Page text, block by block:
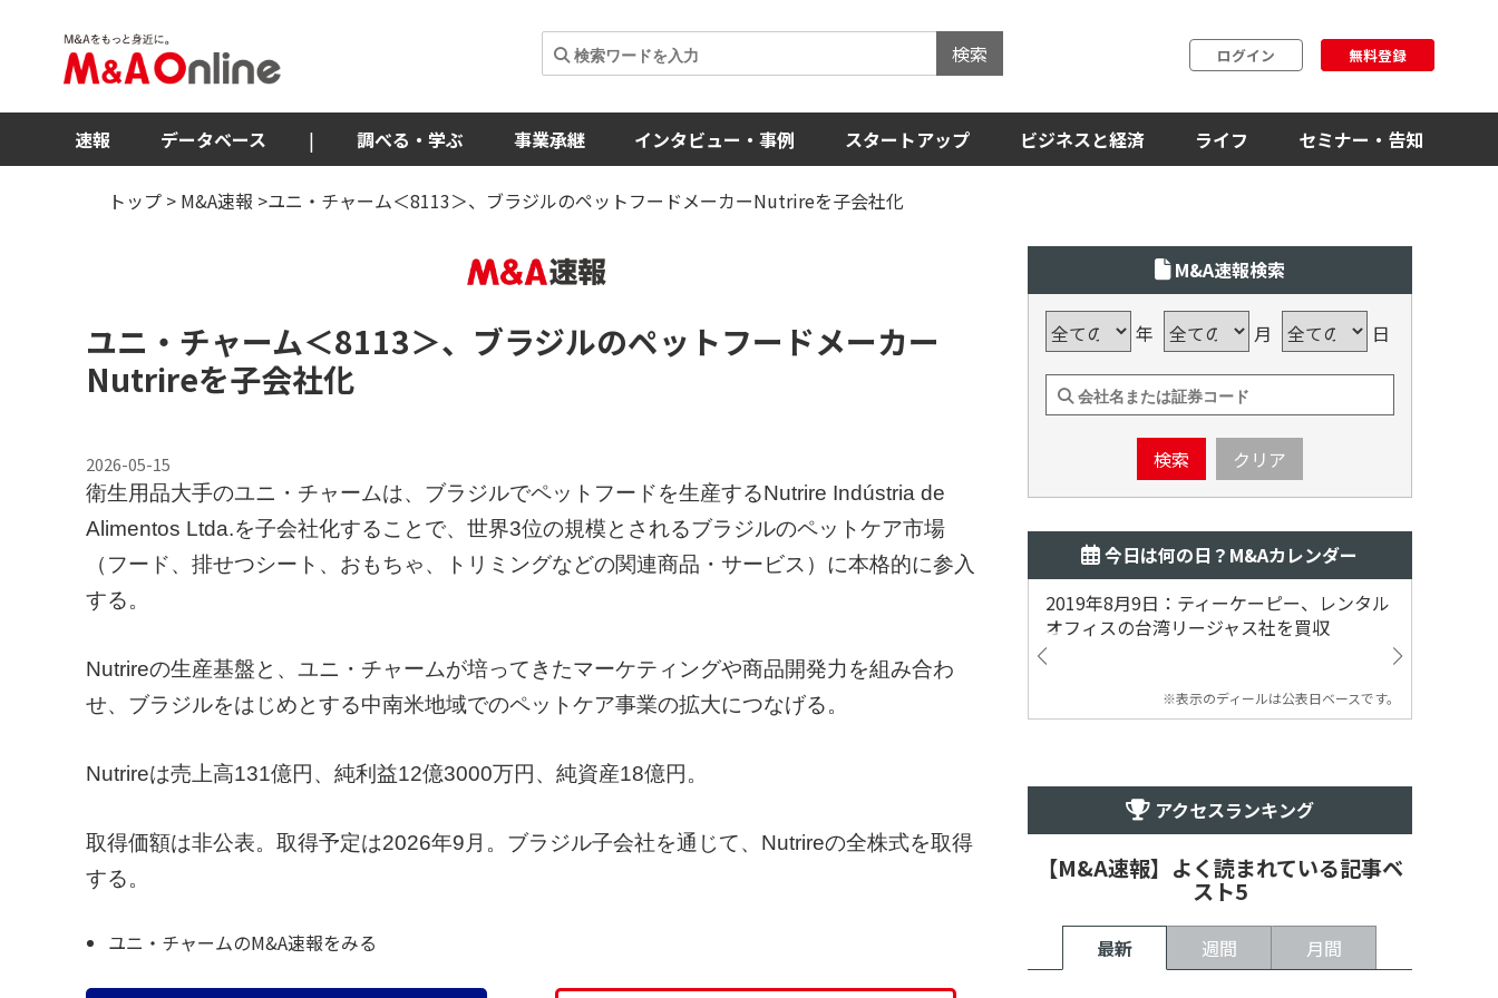
検索 ログイン 無料登録
速報 データベース | 調べる・学ぶ 事業承継 インタビュー・事例 スタートアップ ビジネスと経済 ライフ セミナー・告知
トップ > M&A速報 >ユニ・チャーム＜8113＞、ブラジルのペットフードメーカーNutrireを子会社化
ユニ・チャーム＜8113＞、ブラジルのペットフードメーカー
Nutrireを子会社化
2026-05-15
衛生用品大手のユニ・チャームは、ブラジルでペットフードを生産するNutrire Indústria de
Alimentos Ltda.を子会社化することで、世界3位の規模とされるブラジルのペットケア市場
（フード、排せつシート、おもちゃ、トリミングなどの関連商品・サービス）に本格的に参入
する。
Nutrireの生産基盤と、ユニ・チャームが培ってきたマーケティングや商品開発力を組み合わ
せ、ブラジルをはじめとする中南米地域でのペットケア事業の拡大につなげる。
Nutrireは売上高131億円、純利益12億3000万円、純資産18億円。
取得価額は非公表。取得予定は2026年9月。ブラジル子会社を通じて、Nutrireの全株式を取得
する。
ユニ・チャームのM&A速報をみる
M&A速報検索
年 月 日
検索 クリア
今日は何の日？M&Aカレンダー
2019年8月9日：ティーケーピー、レンタル
オフィスの台湾リージャス社を買収
※表示のディールは公表日ベースです。
アクセスランキング
【M&A速報】よく読まれている記事ベ
スト5
最新 週間 月間